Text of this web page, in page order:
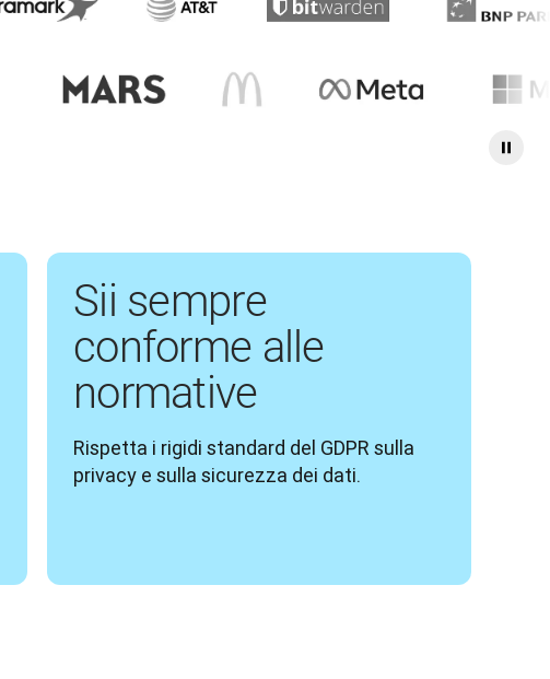
Sii sempre
conforme alle
normative
Rispetta i rigidi standard del GDPR sulla
privacy e sulla sicurezza dei dati.